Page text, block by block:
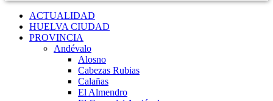
ACTUALIDAD
HUELVA CIUDAD
PROVINCIA
Andévalo
Alosno
Cabezas Rubias
Calañas
El Almendro